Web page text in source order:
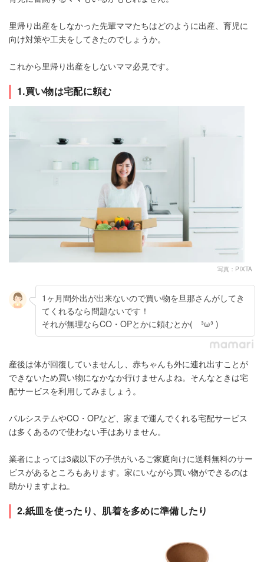
里帰り出産をしなかった先輩ママたちはどのように出産、育児に
向け対策や工夫をしてきたのでしょうか。
これから里帰り出産をしないママ必見です。
1.買い物は宅配に頼む
写真：PIXTA
1ヶ月間外出が出来ないので買い物を旦那さんがしてき
てくれるなら問題ないです！
それが無理ならCO・OPとかに頼むとか( ³ω³ )
産後は体が回復していませんし、赤ちゃんも外に連れ出すことが
できないため買い物になかなか行けませんよね。そんなときは宅
配サービスを利用してみましょう。
パルシステムやCO・OPなど、家まで運んでくれる宅配サービス
は多くあるので使わない手はありません。
業者によっては3歳以下の子供がいるご家庭向けに送料無料のサー
ビスがあるところもあります。家にいながら買い物ができるのは
助かりますよね。
2.紙皿を使ったり、肌着を多めに準備したり